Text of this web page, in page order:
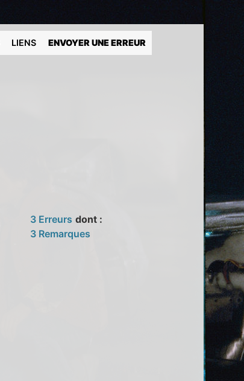
LIENS ENVOYER UNE ERREUR
3 Erreurs dont :
3 Remarques